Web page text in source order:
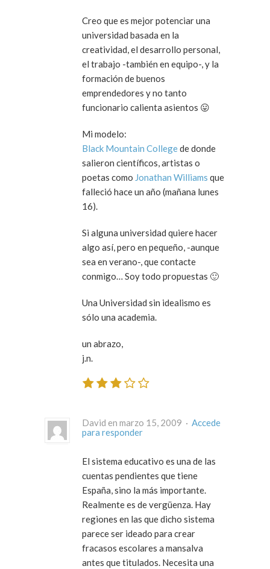
Creo que es mejor potenciar una
universidad basada en la
creatividad, el desarrollo personal,
el trabajo -también en equipo-, y la
formación de buenos
emprendedores y no tanto
funcionario calienta asientos 😛
Mi modelo:
Black Mountain Collegede donde
salieron científicos, artistas o
poetas como Jonathan Williams que
falleció hace un año (mañana lunes
16).
Si alguna universidad quiere hacer
algo así, pero en pequeño, -aunque
sea en verano-, que contacte
conmigo… Soy todo propuestas 🙂
Una Universidad sin idealismo es
sólo una academia.
un abrazo,
j.n.
David en marzo 15, 2009 · Accede
para responder
El sistema educativo es una de las
cuentas pendientes que tiene
España, sino la más importante.
Realmente es de vergüenza. Hay
regiones en las que dicho sistema
parece ser ideado para crear
fracasos escolares a mansalva
antes que titulados. Necesita una